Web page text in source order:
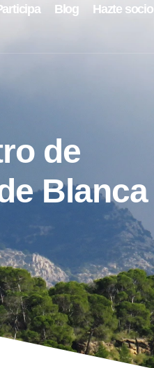
Blog
Hazte socio
de
Blanca